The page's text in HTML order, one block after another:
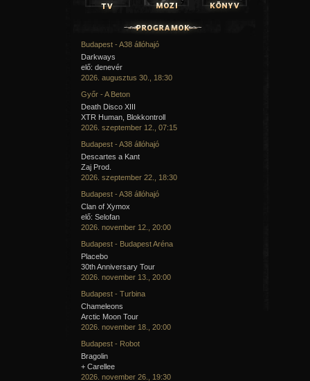
Budapest - A38 állóhajó
Darkways
elő: denevér
2026. augusztus 30., 18:30
Győr - A Beton
Death Disco XIII
XTR Human, Blokkontroll
2026. szeptember 12., 07:15
Budapest - A38 állóhajó
Descartes a Kant
Zaj Prod.
2026. szeptember 22., 18:30
Budapest - A38 állóhajó
Clan of Xymox
elő: Selofan
2026. november 12., 20:00
Budapest - Budapest Aréna
Placebo
30th Anniversary Tour
2026. november 13., 20:00
Budapest - Turbina
Chameleons
Arctic Moon Tour
2026. november 18., 20:00
Budapest - Robot
Bragolin
+ Carellee
2026. november 26., 19:30